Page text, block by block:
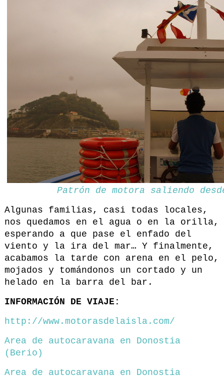
Patrón de motora saliendo
Algunas familias, casi todas locales,
nos quedamos en el agua o en la orilla,
esperando a que pase el enfado del
viento y la ira del mar… Y finalmente,
acabamos la tarde con arena en el pelo,
mojados y tomándonos un cortado y un
helado en la barra del bar.
INFORMACIÓN DE VIAJE:
http://www.motorasdelaisla.com/
Area de autocaravana en Donostia
(Berio)
Area de autocaravana en Donostia